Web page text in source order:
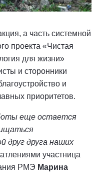
а часть системной
проекта «Чистая
для жизни»
и сторонники
и
приоритетов.
еще остается
друг друга наших
участница
РМЭ Марина